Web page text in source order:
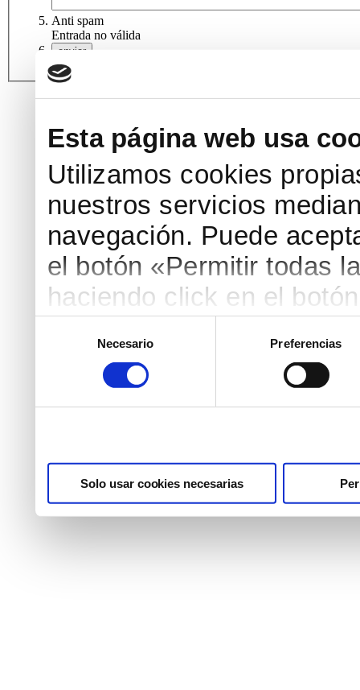
Esta página web usa
Utilizamos cookies
nuestros servicios
navegación. Puede
el botón «Permitir todas
haciendo click en el
y haciendo click en
modificar su selección
consentimiento
Necesario Preferencias
Solo usar cookies necesarias
Anti spam
Entrada no válida